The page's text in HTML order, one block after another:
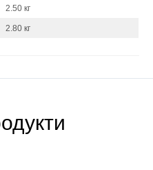
2.50 кг
2.80 кг